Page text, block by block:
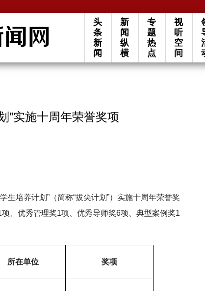
头
条
新
闻
新
闻
纵
横
专
题
热
点
视
听
空
间
”实施十周年荣誉奖项
生培养计划”（简称“拔尖计划”）实施十周年荣誉奖
、优秀管理奖1项、优秀导师奖6项、典型案例奖1
所在单位 奖项